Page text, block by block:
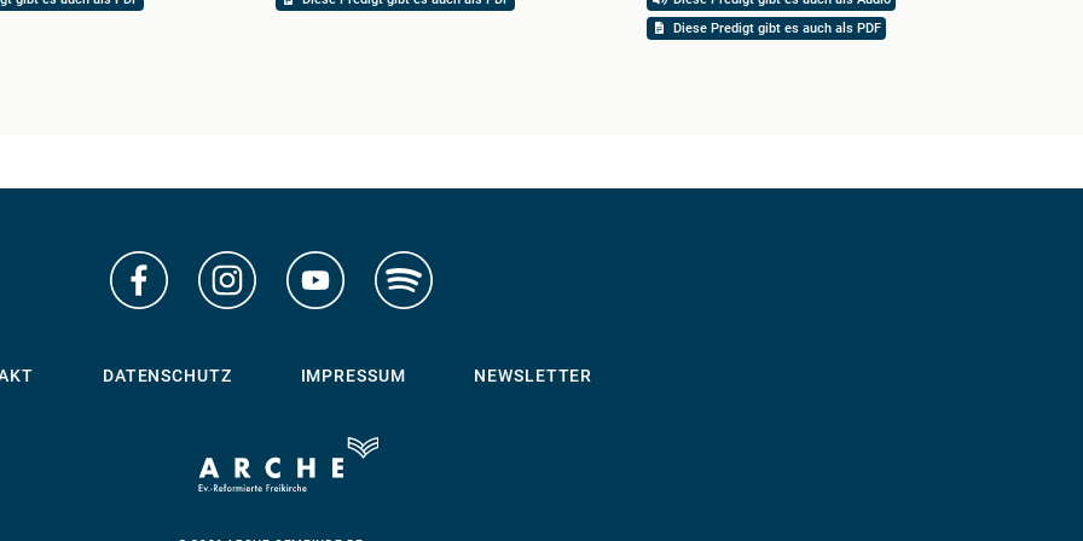
Diese Predigt gibt es auch als PDF
DATENSCHUTZ IMPRESSUM NEWSLETTER